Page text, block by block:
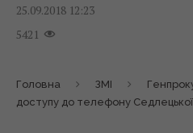
25.09.2018 12:23
5421
Головна ЗМІ
доступу до телефону Седлецької